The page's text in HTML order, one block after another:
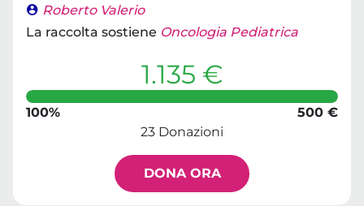
Roberto Valerio
La raccolta sostiene Oncologia Pediatrica
1.135 €
100%
500 €
23 Donazioni
DONA ORA